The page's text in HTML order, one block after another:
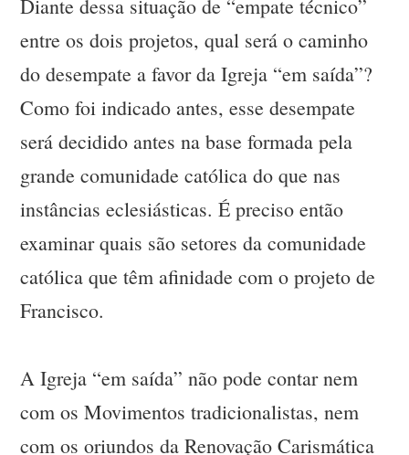
Diante dessa situação de “empate técnico”
entre os dois projetos, qual será o caminho
do desempate a favor da Igreja “em saída”?
Como foi indicado antes, esse desempate
será decidido antes na base formada pela
grande comunidade católica do que nas
instâncias eclesiásticas. É preciso então
examinar quais são setores da comunidade
católica que têm afinidade com o projeto de
Francisco.
A Igreja “em saída” não pode contar nem
com os Movimentos tradicionalistas, nem
com os oriundos da Renovação Carismática